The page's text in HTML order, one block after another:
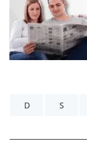
D
S